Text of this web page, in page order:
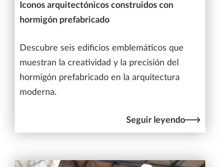
Iconos arquitectónicos construidos con
hormigón prefabricado
Descubre seis edificios emblemáticos que
muestran la creatividad y la precisión del
hormigón prefabricado en la arquitectura
moderna.
Seguir leyendo